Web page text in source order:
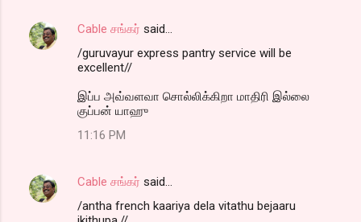
Cable சங்கர் said…
/guruvayur express pantry service will be
excellent//
இப்ப அவ்வளவா சொல்லிக்கிறா மாதிரி இல்லை
குப்பன் யாஹு
11:16 PM
Cable சங்கர் said…
/antha french kaariya dela vitathu bejaaru